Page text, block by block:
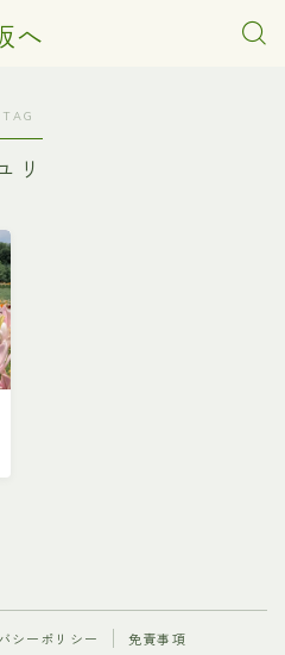
へ
TAG
リ
シーポリシー 免責事項